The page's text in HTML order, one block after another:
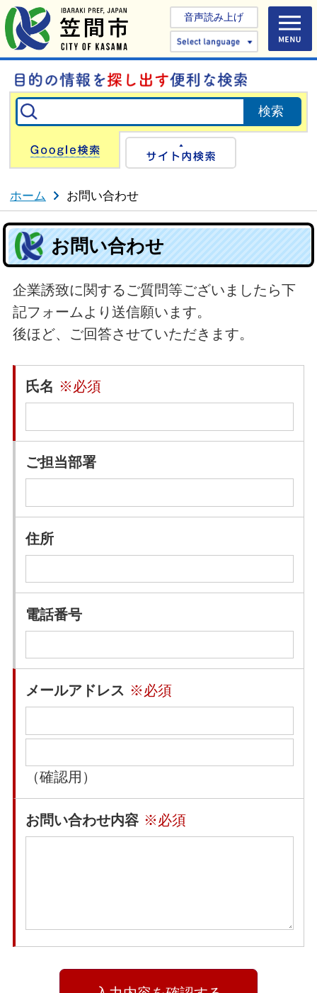
音声読み上げ
Select
Google検索
ホーム お問い合わせ
お問い合わせ
企業誘致に関するご質問等ございましたら下
記フォームより送信願います。
後ほど、ご回答させていただきます。
氏名 ※必須
ご担当部署
住所
電話番号
メールアドレス ※必須
（確認用）
お問い合わせ内容 ※必須